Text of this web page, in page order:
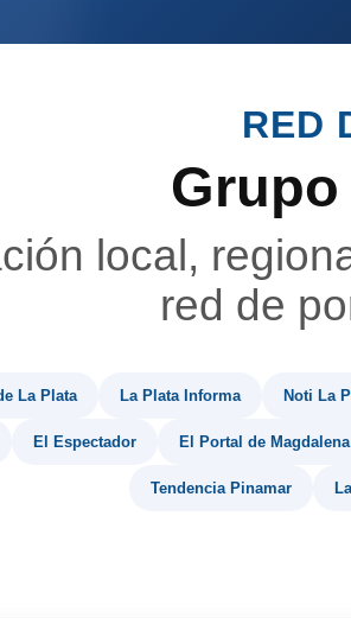
RED
local,
red de
La Plata La Plata Informa Noti La
El Espectador El Portal de Magdalena
Tendencia Pinamar